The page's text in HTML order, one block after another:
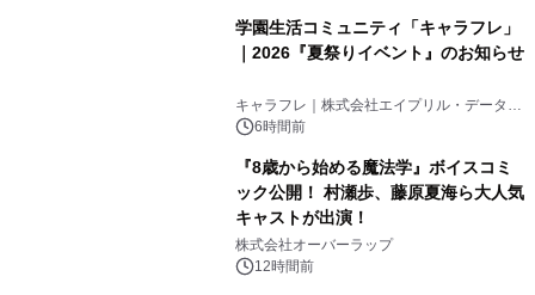
学園生活コミュニティ「キャラフレ」
｜2026『夏祭りイベント』のお知らせ
キャラフレ｜株式会社エイプリル・データ・
デザインズ
6時間前
『8歳から始める魔法学』ボイスコミ
ック公開！ 村瀬歩、藤原夏海ら大人気
キャストが出演！
株式会社オーバーラップ
12時間前